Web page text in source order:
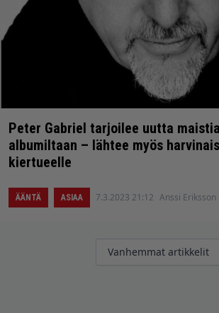
Peter Gabriel tarjoilee uutta
albumiltaan – lähtee myös
kiertueelle
ÄÄNTÄ ASIAA 7.3.2023 21:12 Anssi Eriksson
Artikkelien
Vanhemmat artikkelit